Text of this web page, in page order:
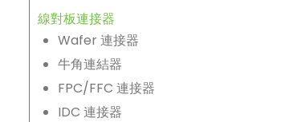
線對板連接器
Wafer 連接器
牛角連結器
FPC/FFC 連接器
IDC 連接器